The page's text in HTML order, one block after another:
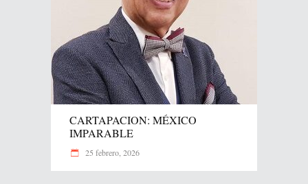
CARTAPACION: MÉXICO
IMPARABLE
25 febrero, 2026